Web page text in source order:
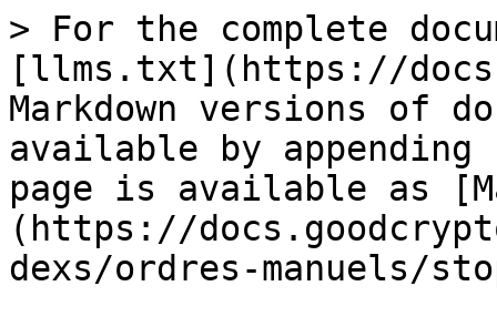
> For the complete
[llms.txt](https://
Markdown versions of
available by
page is available as
(https://
dexs/ordres-manuels/